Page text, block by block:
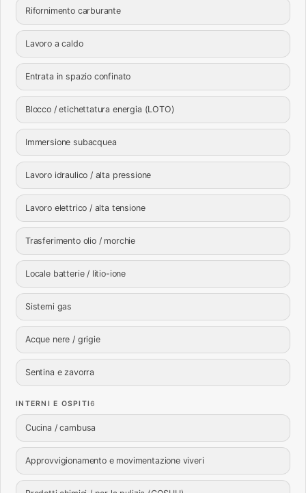
Rifornimento carburante
Lavoro a caldo
Entrata in spazio confinato
Blocco / etichettatura energia (LOTO)
Immersione subacquea
Lavoro idraulico / alta pressione
Lavoro elettrico / alta tensione
Trasferimento olio / morchie
Locale batterie / litio-ione
Sistemi gas
Acque nere / grigie
Sentina e zavorra
INTERNI E OSPITI6
Cucina / cambusa
Approvvigionamento e movimentazione viveri